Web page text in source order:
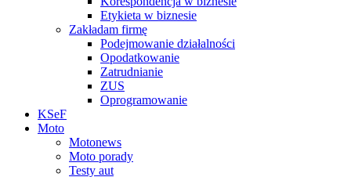
Etykieta w biznesie
Zakładam firmę
Podejmowanie działalności
Opodatkowanie
Zatrudnianie
ZUS
Oprogramowanie
KSeF
Moto
Motonews
Moto porady
Testy aut